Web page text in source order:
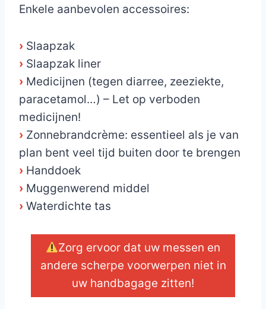
Enkele aanbevolen accessoires:
› Slaapzak
› Slaapzak liner
› Medicijnen (tegen diarree, zeeziekte,
paracetamol…) – Let op verboden
medicijnen!
› Zonnebrandcrème: essentieel als je van
plan bent veel tijd buiten door te brengen
› Handdoek
› Muggenwerend middel
› Waterdichte tas
Zorg ervoor dat uw messen en
andere scherpe voorwerpen niet in
uw handbagage zitten!